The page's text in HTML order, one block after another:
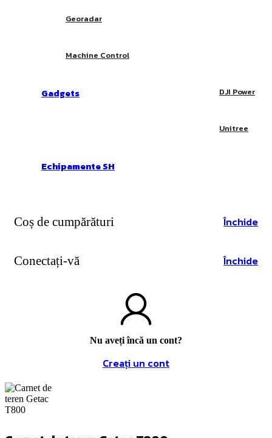
Georadar
Machine Control
Gadgets DJI Power
Unitree
Echipamente SH
Coș de cumpărături Închide
Conectați-vă Închide
Nu aveți încă un cont?
Creați un cont